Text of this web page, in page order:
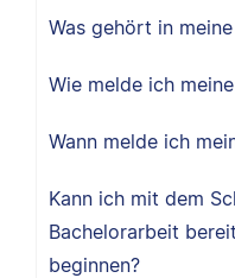
Was gehört in
Wie melde ich
Wann melde ich
Kann ich mit dem
Bachelorarbeit
beginnen?